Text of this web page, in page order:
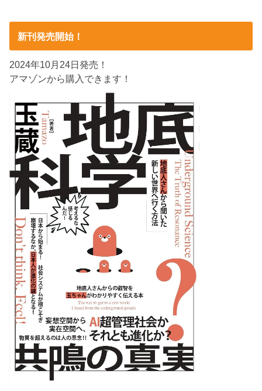
新刊発売開始！
2024年10月24日発売！
アマゾンから購入できます！